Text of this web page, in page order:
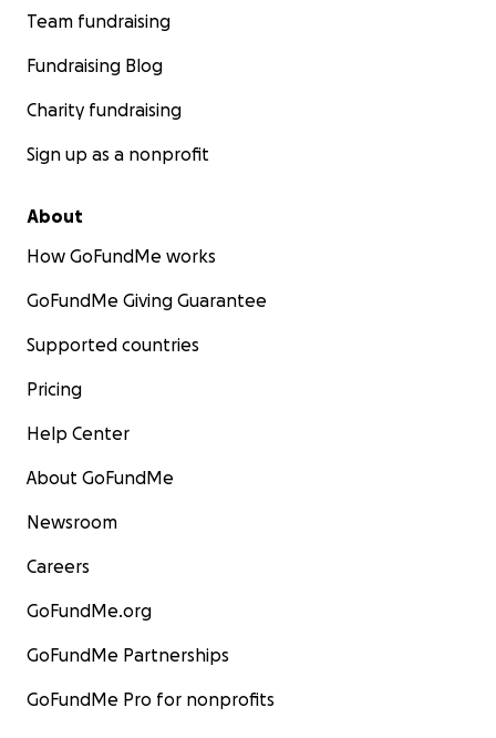
Team fundraising
Fundraising Blog
Charity fundraising
Sign up as a nonprofit
About
How GoFundMe works
GoFundMe Giving Guarantee
Supported countries
Pricing
Help Center
About GoFundMe
Newsroom
Careers
GoFundMe.org
GoFundMe Partnerships
GoFundMe Pro for nonprofits